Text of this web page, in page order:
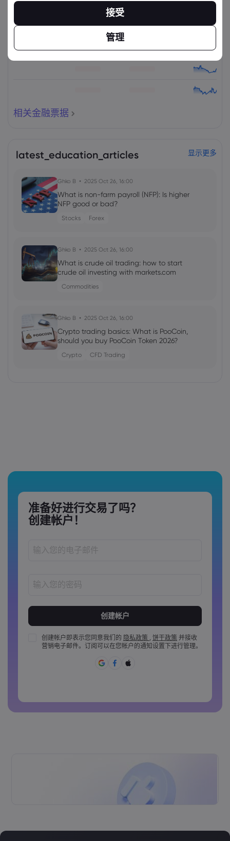
相关金融票据
latest_education_articles 显示更多
Ghko B 2025 Oct 26, 16:00
What is non-farm payroll (NFP): Is higher
NFP good or bad?
Stocks Forex
Ghko B 2025 Oct 26, 16:00
What is crude oil trading: how to start
crude oil investing with markets.com
Commodities
Ghko B 2025 Oct 26, 16:00
Crypto trading basics: What is PooCoin,
should you buy PooCoin Token 2026?
Crypto CFD Trading
准备好进行交易了吗？
创建帐户！
密码必须至少包含 1 个大写字母
密码必须至少包含 1 个小写字母
密码必须包含 ~!@#£%^&amp;*()_-+=:;&lt;&gt;{,[]?,.
创建帐户即表示您同意我们的 隐私政策 , 饼干政策 并接收
营销电子邮件。订阅可以在您帐户的通知设置下进行管理。
接受
管理